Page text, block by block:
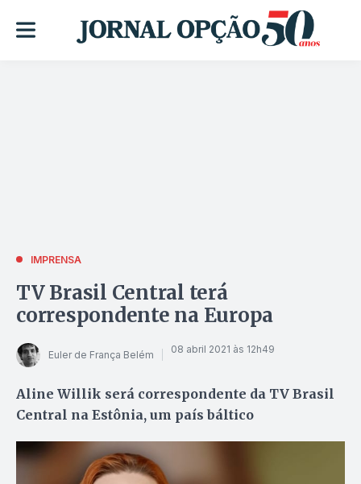
IMPRENSA
TV Brasil Central terá
correspondente na Europa
Euler de França Belém 08 abril 2021 às 12h49
Aline Willik será correspondente da TV Brasil
Central na Estônia, um país báltico